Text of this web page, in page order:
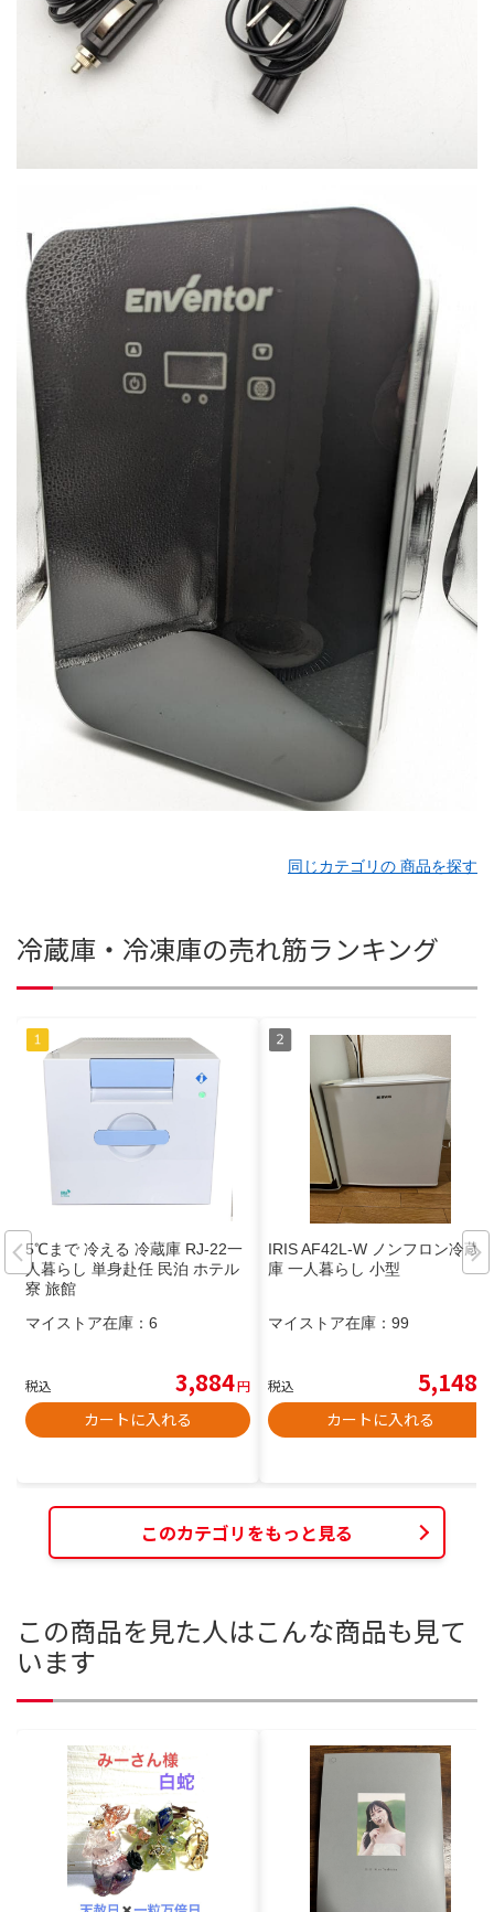
同じカテゴリの 商品を探す
冷蔵庫・冷凍庫の売れ筋ランキング
5℃まで 冷える 冷蔵庫 RJ-22一
人暮らし 単身赴任 民泊 ホテル
寮 旅館
マイストア在庫： 6
税込 3,884円
カートに入れる
IRIS AF42L-W ノンフロン冷蔵
庫 一人暮らし 小型
マイストア在庫： 99
税込 5,148
カートに入れる
このカテゴリをもっと見る
この商品を見た人はこんな商品も見て
います